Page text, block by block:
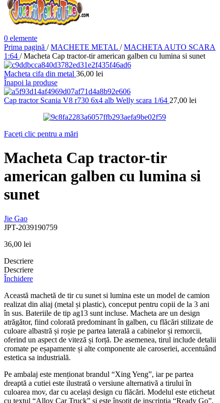
0 elemente
Prima pagină / MACHETE METAL / MACHETA AUTO SCARA
1:64 / Macheta Cap tractor-tir american galben cu lumina si sunet
Macheta cifa din metal 36,00 lei
Înapoi la produse
Cap tractor Scania V8 r730 6x4 alb Welly scara 1/64 27,00 lei
Faceți clic pentru a mări
Macheta Cap tractor-tir
american galben cu lumina si
sunet
Jie Gao
JPT-2039190759
36,00 lei
Descriere
Descriere
Închidere
Această machetă de tir cu sunet si lumina este un model de camion
realizat din aliaj (metal și plastic), conceput pentru copii de la 3 ani
în sus. Bateriile de tip ag13 sunt incluse. Macheta are un design
atrăgător, fiind colorată predominant în galben, cu flăcări stilizate de
culoare albastră și roșie pe partea laterală a cabinelor și remorcii,
oferind un aspect de viteză și forță. De asemenea, tirul include detalii
cromate pe eșapamente și alte componente ale caroseriei, accentuând
estetica sa industrială.
Pe ambalaj este menționat brandul “Xing Yeng”, iar pe partea
dreaptă a cutiei este ilustrată o versiune alternativă a tirului în
culoarea mov, dar cu același design cu flăcări. Modelul este etichetat
cu textul “Alloy Car Truck” și este însoțit de inscripția “Ready Go”,